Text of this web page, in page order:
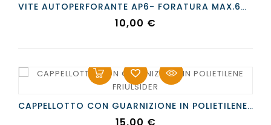
VITE AUTOPERFORANTE AP6- FORATURA MAX.6mm - EN ISO 15480 FRIULSIDER
Prezzo
10,00 €
CAPPELLOTTO CON GUARNIZIONE IN POLIETILENE FRIULSIDER
Prezzo